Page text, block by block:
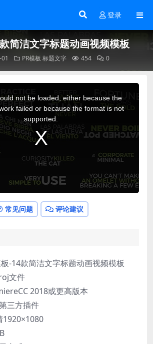
登录
简洁文字标题动画视频模板
PR模板 标题文字 454 0
not be loaded, either because the
failed or because the format is not
supported.
常见问题 评论建议
板-14款简洁文字标题动画视频模板
文件
2018或更高版本
三方插件
1920×1080